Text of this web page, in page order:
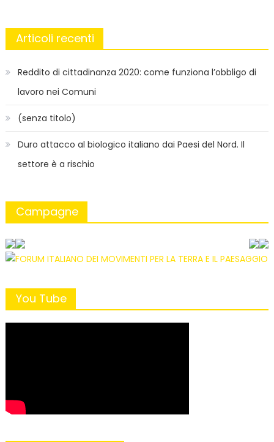
Articoli recenti
Reddito di cittadinanza 2020: come funziona l’obbligo di
lavoro nei Comuni
(senza titolo)
Duro attacco al biologico italiano dai Paesi del Nord. Il
settore è a rischio
Campagne
You Tube